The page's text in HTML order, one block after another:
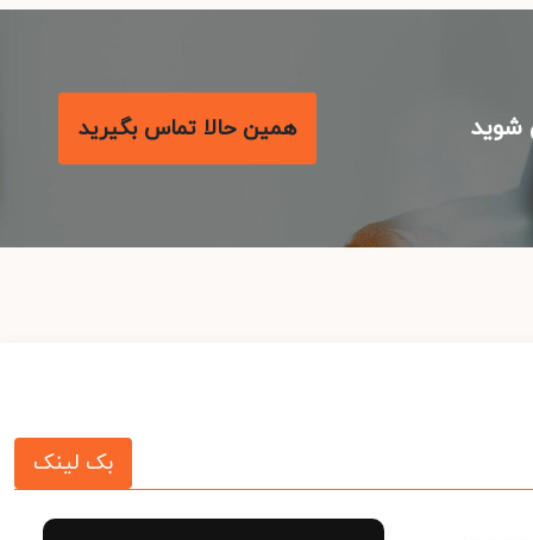
همین حالا تماس بگیرید
بک لینک